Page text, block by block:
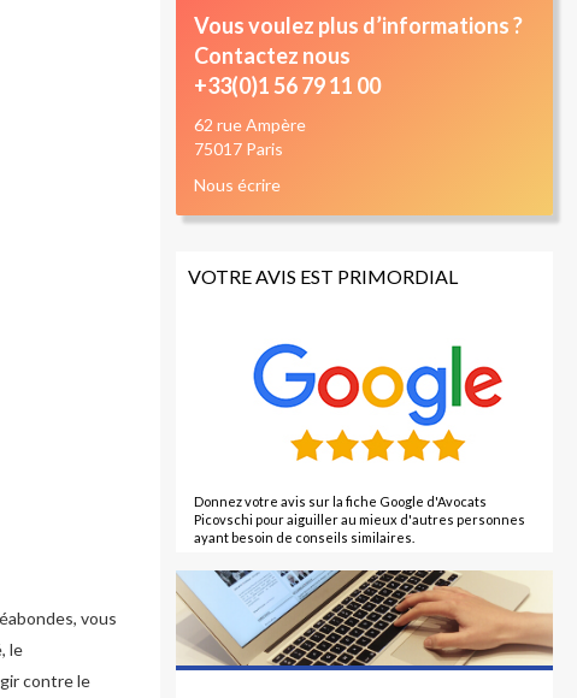
vous
le
contre le
Vous voulez plus d’informations ?
Contactez nous
+33(0)1 56 79 11 00
62 rue Ampère
75017 Paris
Nous écrire
VOTRE AVIS EST PRIMORDIAL
Donnez votre avis sur la fiche Google d'Avocats
Picovschi pour aiguiller au mieux d'autres personnes
ayant besoin de conseils similaires.